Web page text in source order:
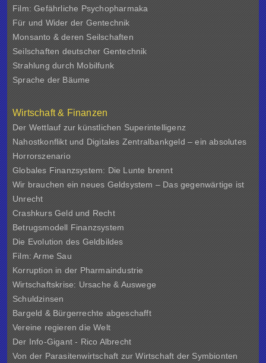
Film: Gefährliche Psychopharmaka
Für und Wider der Gentechnik
Monsanto & deren Seilschaften
Seilschaften deutscher Gentechnik
Strahlung durch Mobilfunk
Sprache der Bäume
Wirtschaft & Finanzen
Der Wettlauf zur künstlichen Superintelligenz
Nahostkonflikt und Digitales Zentralbankgeld – ein absolutes
Horrorszenario
Globales Finanzsystem: Die Lunte brennt
Wir brauchen ein neues Geldsystem – Das gegenwärtige ist
Unrecht
Crashkurs Geld und Recht
Betrugsmodell Finanzsystem
Die Evolution des Geldbildes
Film: Arme Sau
Korruption in der Pharmaindustrie
Wirtschaftskrise: Ursache & Auswege
Schuldzinsen
Bargeld & Bürgerrechte abgeschafft
Vereine regieren die Welt
Der Info-Gigant - Rico Albrecht
Von der Parasitenwirtschaft zur Wirtschaft der Symbionten